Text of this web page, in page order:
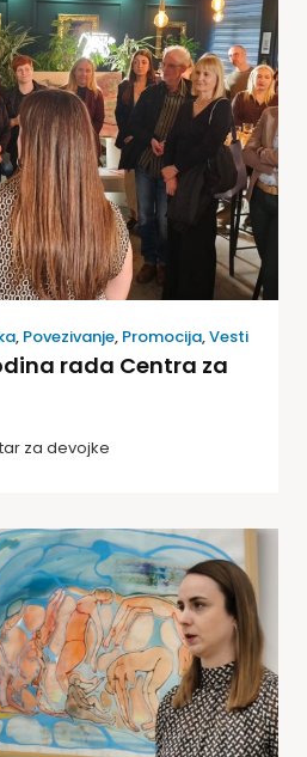
, Povezivanje, Promocija,Vesti
rada Centra za
za devojke